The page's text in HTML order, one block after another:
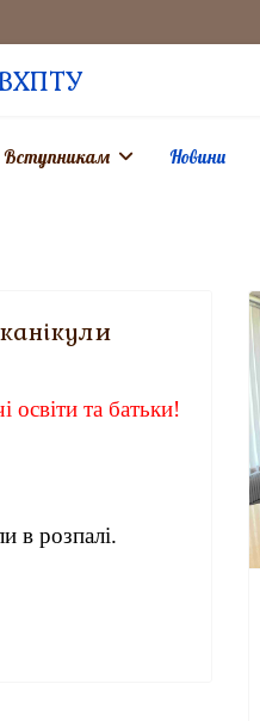
Вступникам Новини
освіти та батьки!
в розпалі.